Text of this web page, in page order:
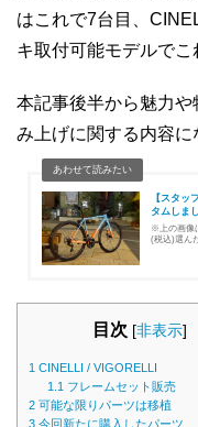
はこれで7台目、
キ取付可能モデルでこ
本記事後半から魅力
み上げに関する内容に
【スタッ
タムしま
※上の画像
(税込)選ん
目次 [非表示]
1 CINELLI / VIGORELLI
1.1 フレームセット販売
2 可能な限りパーツは移植
3 今回新たに購入したパーツ